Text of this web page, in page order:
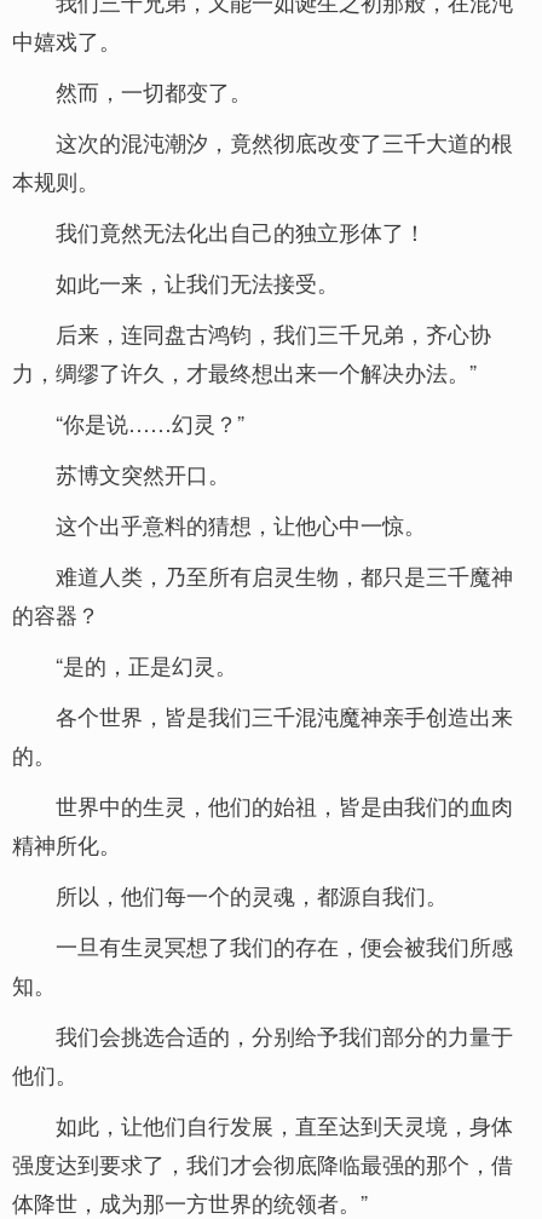
中嬉戏了。
然而，一切都变了。
这次的混沌潮汐，竟然彻底改变了三千大道的根
本规则。
我们竟然无法化出自己的独立形体了！
如此一来，让我们无法接受。
后来，连同盘古鸿钧，我们三千兄弟，齐心协
力，绸缪了许久，才最终想出来一个解决办法。”
“你是说……幻灵？”
苏博文突然开口。
这个出乎意料的猜想，让他心中一惊。
难道人类，乃至所有启灵生物，都只是三千魔神
的容器？
“是的，正是幻灵。
各个世界，皆是我们三千混沌魔神亲手创造出来
的。
世界中的生灵，他们的始祖，皆是由我们的血肉
精神所化。
所以，他们每一个的灵魂，都源自我们。
一旦有生灵冥想了我们的存在，便会被我们所感
知。
我们会挑选合适的，分别给予我们部分的力量于
他们。
如此，让他们自行发展，直至达到天灵境，身体
强度达到要求了，我们才会彻底降临最强的那个，借
体降世，成为那一方世界的统领者。”